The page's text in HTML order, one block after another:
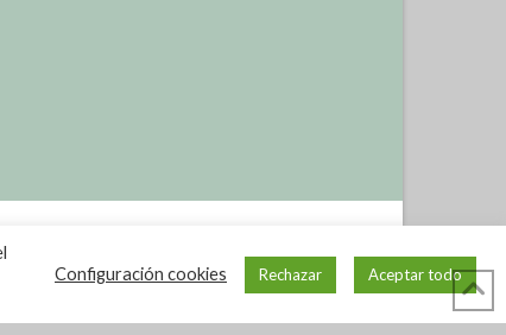
Configuración cookies Rechazar Aceptar todo